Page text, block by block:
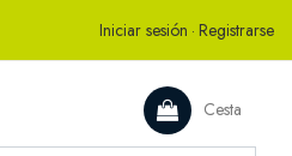
Iniciar sesión · Registrarse
Cesta